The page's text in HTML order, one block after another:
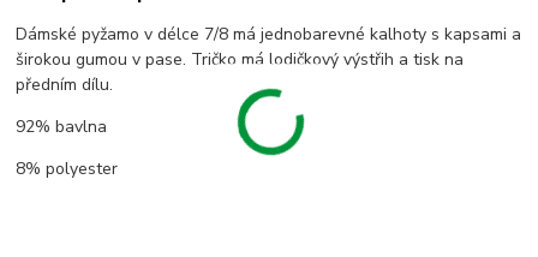
Dámské pyžamo v délce 7/8 má jednobarevné kalhoty s kapsami a
širokou gumou v pase. Tričko má lodičkový výstřih a tisk na
předním dílu.
92% bavlna
8% polyester